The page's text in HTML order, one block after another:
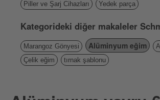
Piller ve Şarj Cihazları
Yedek parça
Kategorideki diğer makaleler
Marangoz Gönyesi Alüminyum eğim
Çelik eğim
tırnak şablonu